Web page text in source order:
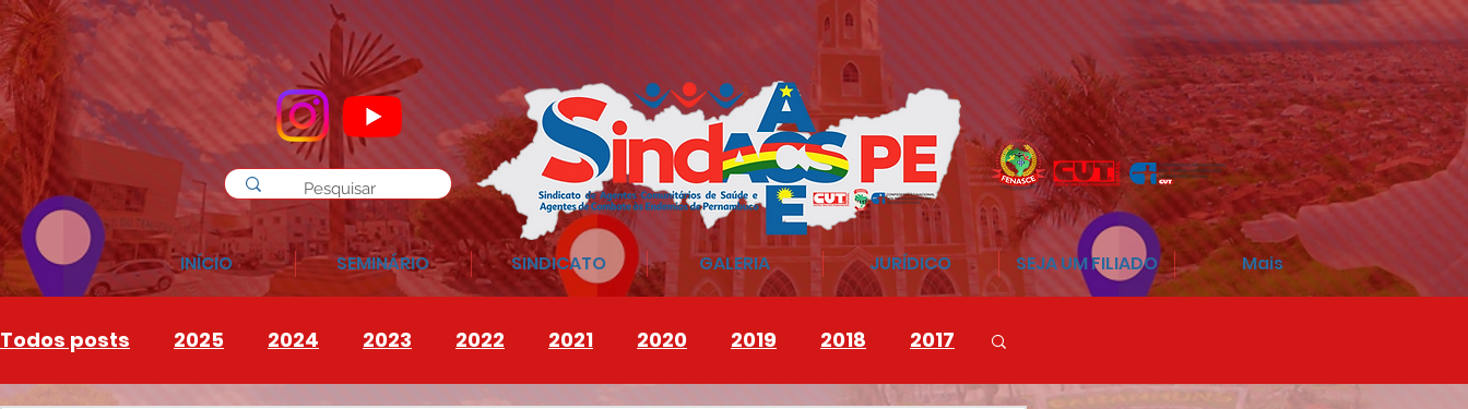
INÍCIO SEMINÁRIO SINDICATO GALERIA JURÍDICO SEJA UM FILIADO Mais
Todos posts 2025 2024 2023 2022 2021 2020 2019 2018 2017